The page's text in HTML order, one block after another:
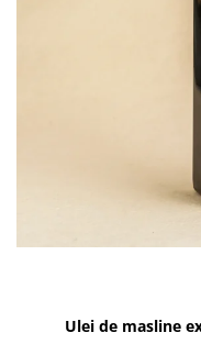
PRODUSE ECO /
TOATE PRODUSELE
Ulei de masline